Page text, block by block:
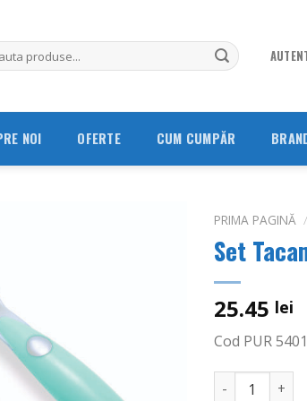
NOI OFERTE CUM CUMPĂR
PRIMA PAGINĂ /
Set
25.45 lei
Cod PUR 5401
Cantitate Set